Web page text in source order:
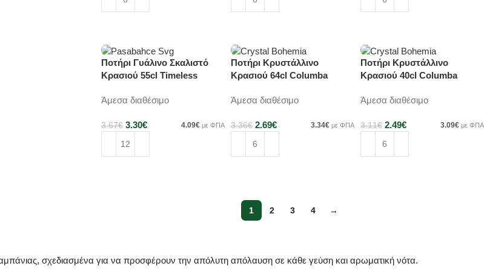
-10%
Ποτήρι Γυάλινο Σκαλιστό
Κρασιού 55cl Timeless
Άμεσα διαθέσιμο
3.67€ 3.30€ 4.09€ με ΦΠΑ
-20%
Ποτήρι Κρυστάλλινο
Κρασιού 64cl Columba
Άμεσα διαθέσιμο
3.36€ 2.69€ 3.34€ με ΦΠΑ
-20%
Ποτήρι Κρυστάλλινο
Κρασιού 40cl Columba
Άμεσα διαθέσιμο
3.11€ 2.49€ 3.09€ με ΦΠΑ
1 2 3 4 →
σχεδιασμένα για να προσφέρουν την απόλυτη απόλαυση σε κάθε γεύση και αρωματική νότα.